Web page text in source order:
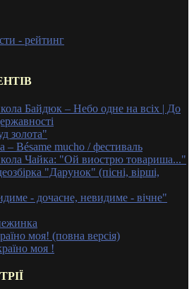
Байдюк – Небо одне на всіх | До
золота"
– Bésame mucho / фестиваль
Чайка: "Ой виострю товариша..."
"Дарунок" (пісні, вірші,
- дочасне, невидиме - вічне"
моя! (повна версія)
моя !